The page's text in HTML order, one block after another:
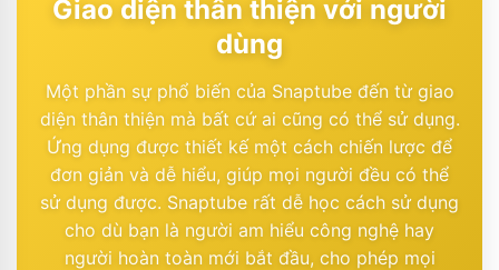
Giao diện thân thiện với người
dùng
Một phần sự phổ biến của Snaptube đến từ giao
diện thân thiện mà bất cứ ai cũng có thể sử dụng.
Ứng dụng được thiết kế một cách chiến lược để
đơn giản và dễ hiểu, giúp mọi người đều có thể
sử dụng được. Snaptube rất dễ học cách sử dụng
cho dù bạn là người am hiểu công nghệ hay
người hoàn toàn mới bắt đầu, cho phép mọi